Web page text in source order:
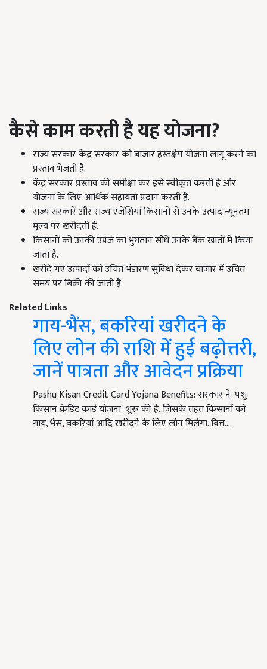
कैसे काम करती है यह योजना?
राज्य सरकार केंद्र सरकार को बाजार हस्तक्षेप योजना लागू करने का
प्रस्ताव भेजती है.
केंद्र सरकार प्रस्ताव की समीक्षा कर इसे स्वीकृत करती है और
योजना के लिए आर्थिक सहायता प्रदान करती है.
राज्य सरकारें और राज्य एजेंसियां किसानों से उनके उत्पाद न्यूनतम
मूल्य पर खरीदती हैं.
किसानों को उनकी उपज का भुगतान सीधे उनके बैंक खातों में किया
जाता है.
खरीदे गए उत्पादों को उचित भंडारण सुविधा देकर बाजार में उचित
समय पर बिक्री की जाती है.
Related Links
गाय-भैंस, बकरियां खरीदने के
लिए लोन की राशि में हुई बढ़ोत्तरी,
जानें पात्रता और आवेदन प्रक्रिया
Pashu Kisan Credit Card Yojana Benefits: सरकार ने 'पशु
किसान क्रेडिट कार्ड योजना' शुरू की है, जिसके तहत किसानों को
गाय, भैंस, बकरियां आदि खरीदने के लिए लोन मिलेगा. वित्त…